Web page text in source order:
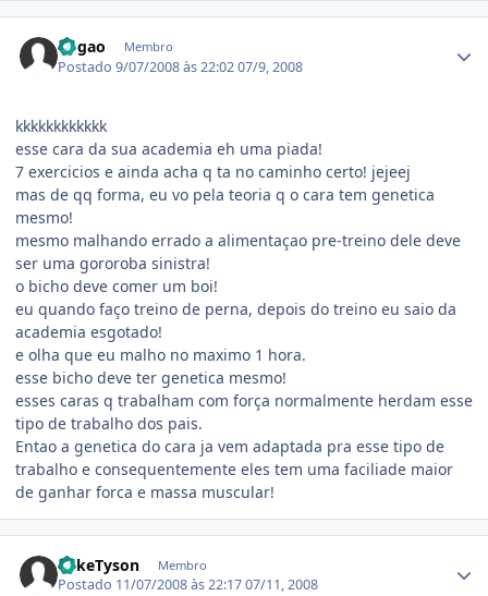
dogao Membro
Postado9/07/2008 às 22:0207/9, 2008
kkkkkkkkkkkk
esse cara da sua academia eh uma piada!
7 exercicios e ainda acha q ta no caminho certo! jejeej
mas de qq forma, eu vo pela teoria q o cara tem genetica
mesmo!
mesmo malhando errado a alimentaçao pre-treino dele deve
ser uma gororoba sinistra!
o bicho deve comer um boi!
eu quando faço treino de perna, depois do treino eu saio da
academia esgotado!
e olha que eu malho no maximo 1 hora.
esse bicho deve ter genetica mesmo!
esses caras q trabalham com força normalmente herdam esse
tipo de trabalho dos pais.
Entao a genetica do cara ja vem adaptada pra esse tipo de
trabalho e consequentemente eles tem uma faciliade maior
de ganhar forca e massa muscular!
MikeTyson Membro
Postado 11/07/2008 às 22:1707/11, 2008